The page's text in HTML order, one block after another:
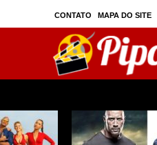
CONTATO MAPA DO SITE
PRIVAC./SEGURANÇA